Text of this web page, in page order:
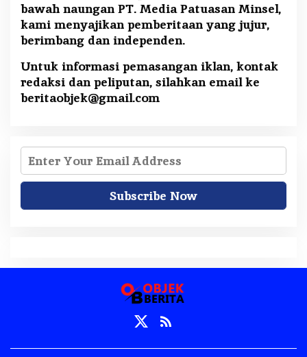
bawah naungan PT. Media Patuasan Minsel,
kami menyajikan pemberitaan yang jujur,
berimbang dan independen.
Untuk informasi pemasangan iklan, kontak
redaksi dan peliputan, silahkan email ke
beritaobjek@gmail.com